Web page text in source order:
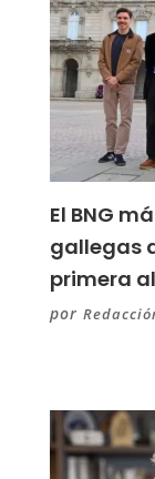
El BNG
gallegas
primera
por